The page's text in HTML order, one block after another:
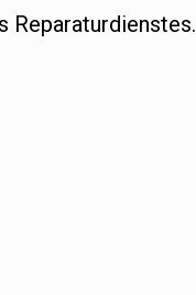
Reparaturdienstes.